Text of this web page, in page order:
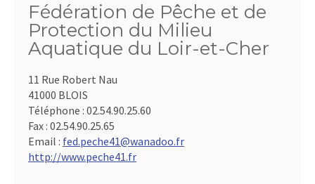
Fédération de Pêche et de
Protection du Milieu
Aquatique du Loir-et-Cher
11 Rue Robert Nau
41000 BLOIS
Téléphone : 02.54.90.25.60
Fax : 02.54.90.25.65
Email : fed.peche41@wanadoo.fr
http://www.peche41.fr